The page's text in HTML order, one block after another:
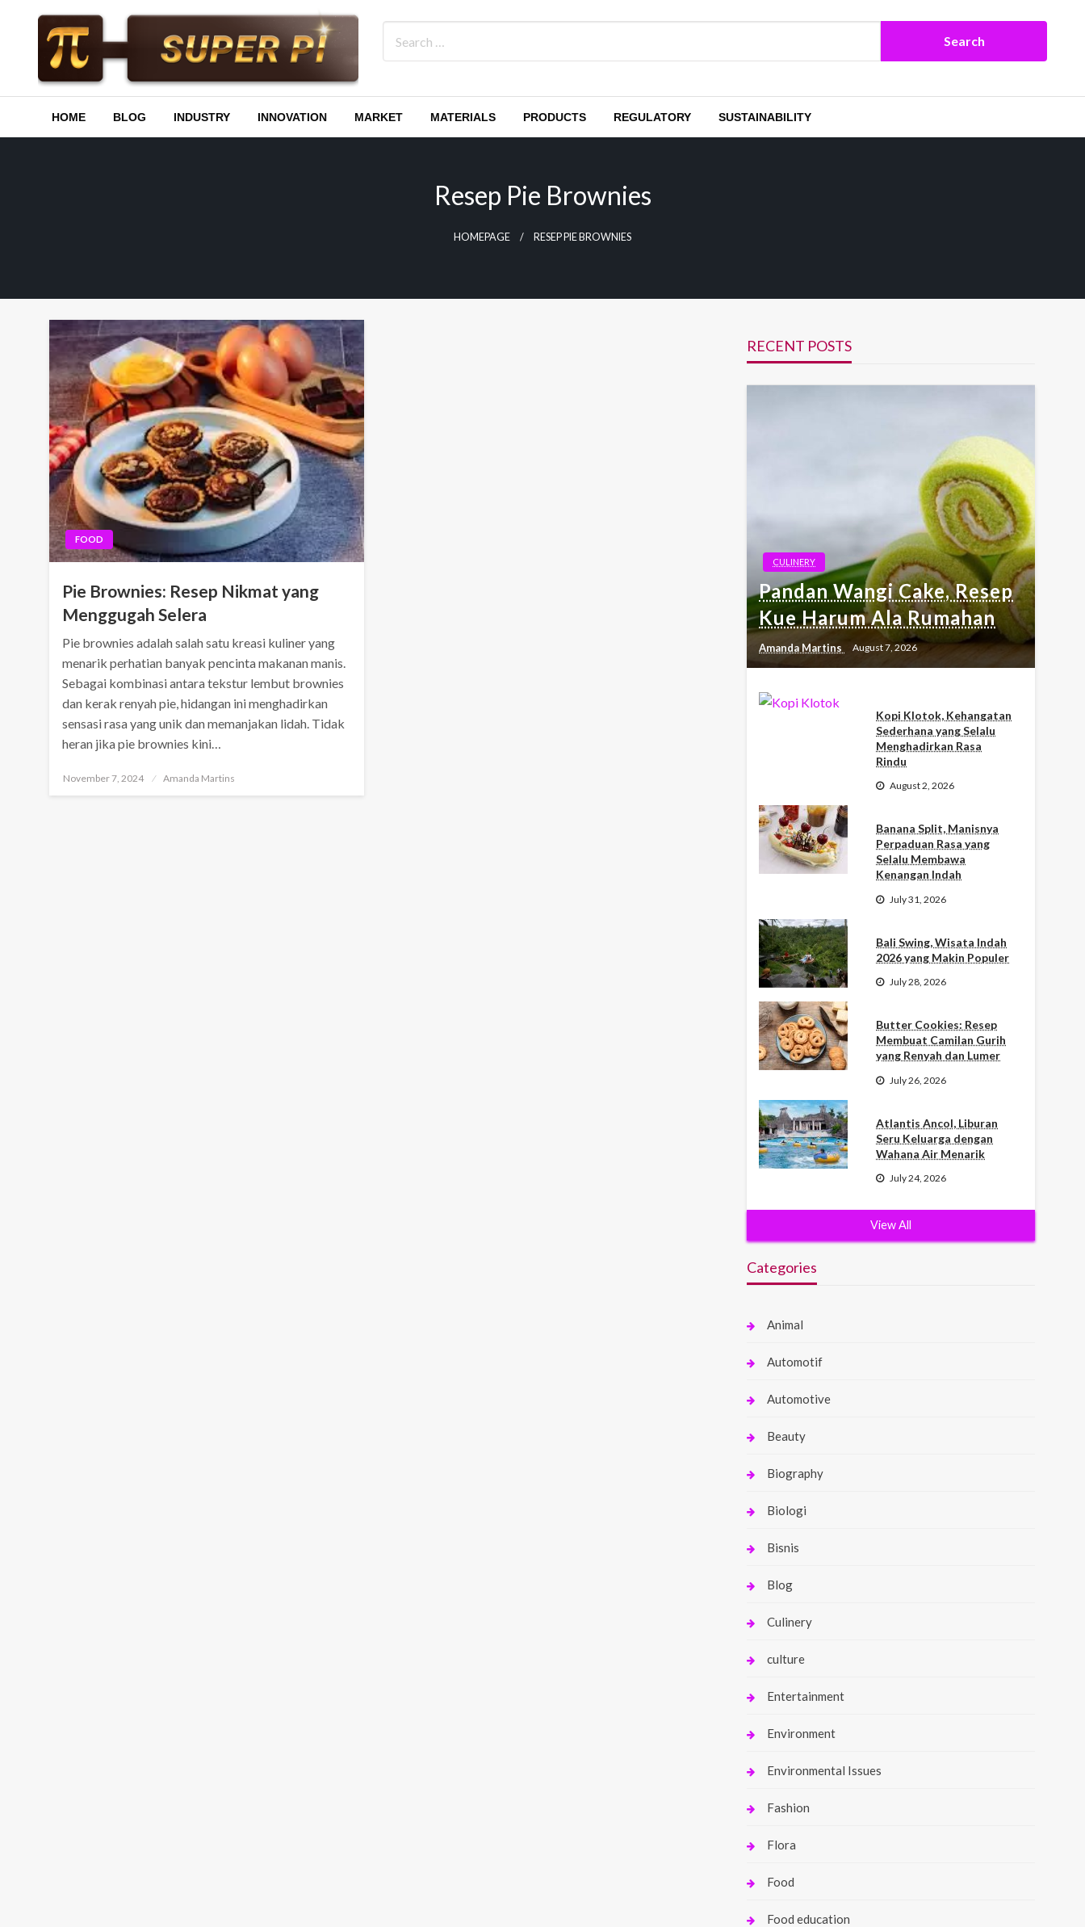
Superpi
HOME BLOG INDUSTRY INNOVATION MARKET MATERIALS PRODUCTS REGULATORY SUSTAINABILITY
Resep Pie Brownies
HOMEPAGE RESEP PIE BROWNIES
FOOD
Pie Brownies: Resep Nikmat yang
Menggugah Selera
Pie brownies adalah salah satu kreasi kuliner yang
menarik perhatian banyak pencinta makanan manis.
Sebagai kombinasi antara tekstur lembut brownies
dan kerak renyah pie, hidangan ini menghadirkan
sensasi rasa yang unik dan memanjakan lidah. Tidak
heran jika pie brownies kini…
Posted
November 7, 2024 Amanda Martins
RECENT POSTS
CULINERY
Pandan Wangi Cake, Resep
Kue Harum Ala Rumahan
Amanda Martins August 7, 2026
Kopi Klotok, Kehangatan
Sederhana yang Selalu
Menghadirkan Rasa
Rindu
August 2, 2026
Banana Split, Manisnya
Perpaduan Rasa yang
Selalu Membawa
Kenangan Indah
July 31, 2026
Bali Swing, Wisata Indah
2026 yang Makin Populer
July 28, 2026
Butter Cookies: Resep
Membuat Camilan Gurih
yang Renyah dan Lumer
July 26, 2026
Atlantis Ancol, Liburan
Seru Keluarga dengan
Wahana Air Menarik
July 24, 2026
View All
Categories
Animal
Automotif
Automotive
Beauty
Biography
Biologi
Bisnis
Blog
Culinery
culture
Entertainment
Environment
Environmental Issues
Fashion
Flora
Food
Food education